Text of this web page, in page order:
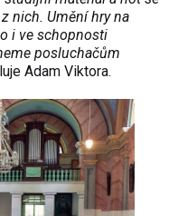
nich. Umění hry na
i ve schopnosti
posluchačům
Adam Viktora.